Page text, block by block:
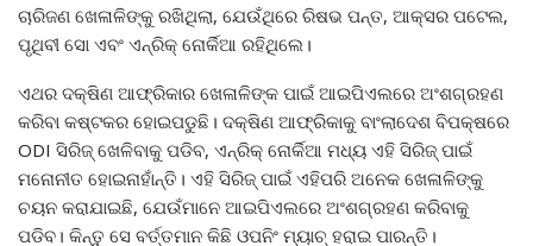
ଚାରିଜଣ ଖେଳାଳିଙ୍କୁ ରଖିଥିଲା, ଯେଉଁଥିରେ ରିଷଭ ପନ୍ତ, ଆକ୍ସର ପଟେଲ,
ପୃଥିବୀ ସୋ ଏବଂ ଏନ୍ରିକ୍ ନୋର୍କିଆ ରହିଥିଲେ।
ଏଥର ଦକ୍ଷିଣ ଆଫ୍ରିକାର ଖେଳାଳିଙ୍କ ପାଇଁ ଆଇପିଏଲରେ ଅଂଶଗ୍ରହଣ
କରିବା କଷ୍ଟକର ହୋଇପଡୁଛି। ଦକ୍ଷିଣ ଆଫ୍ରିକାକୁ ବାଂଲାଦେଶ ବିପକ୍ଷରେ
ODI ସିରିଜ୍ ଖେଳିବାକୁ ପଡିବ, ଏନ୍‌ରିକ୍ ନୋର୍କିଆ ମଧ୍ୟ ଏହି ସିରିଜ୍ ପାଇଁ
ମନୋନୀତ ହୋଇନାହାଁନ୍ତି। ଏହି ସିରିଜ୍ ପାଇଁ ଏହିପରି ଅନେକ ଖେଳାଳିଙ୍କୁ
ଚୟନ କରାଯାଇଛି, ଯେଉଁମାନେ ଆଇପିଏଲରେ ଅଂଶଗ୍ରହଣ କରିବାକୁ
ପଡିବ। କିନ୍ତୁ ସେ ବର୍ତ୍ତମାନ କିଛି ଓପନିଂ ମ୍ୟାଚ୍ ହରାଇ ପାରନ୍ତି।